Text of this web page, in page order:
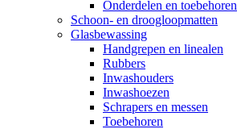
Onderdelen en toebehoren
Schoon- en droogloopmatten
Glasbewassing
Handgrepen en linealen
Rubbers
Inwashouders
Inwashoezen
Schrapers en messen
Toebehoren